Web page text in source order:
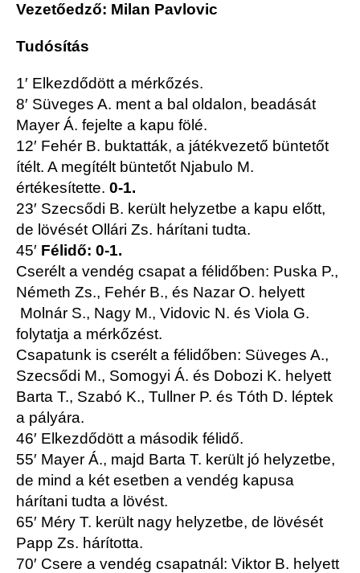
Vezetőedző: Milan Pavlovic
Tudósítás
1′ Elkezdődött a mérkőzés.
8′ Süveges A. ment a bal oldalon, beadását
Mayer Á. fejelte a kapu fölé.
12′ Fehér B. buktatták, a játékvezető büntetőt
ítélt. A megítélt büntetőt Njabulo M.
értékesítette. 0-1.
23′ Szecsődi B. került helyzetbe a kapu előtt,
de lövését Ollári Zs. hárítani tudta.
45′ Félidő: 0-1.
Cserélt a vendég csapat a félidőben: Puska P.,
Németh Zs., Fehér B., és Nazar O. helyett
Molnár S., Nagy M., Vidovic N. és Viola G.
folytatja a mérkőzést.
Csapatunk is cserélt a félidőben: Süveges A.,
Szecsődi M., Somogyi Á. és Dobozi K. helyett
Barta T., Szabó K., Tullner P. és Tóth D. léptek
a pályára.
46′ Elkezdődött a második félidő.
55′ Mayer Á., majd Barta T. került jó helyzetbe,
de mind a két esetben a vendég kapusa
hárítani tudta a lövést.
65′ Méry T. került nagy helyzetbe, de lövését
Papp Zs. hárította.
70′ Csere a vendég csapatnál: Viktor B. helyett